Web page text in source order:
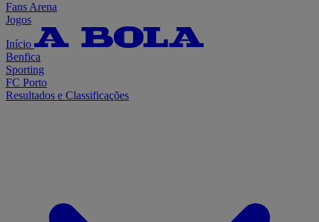
Fans Arena
Jogos
Início
Benfica
Sporting
FC Porto
Resultados e Classificações